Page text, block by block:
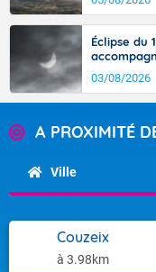
Éclipse du
03/08/2026
A PROXIMITÉ
Ville
Couzeix
à 3.98km